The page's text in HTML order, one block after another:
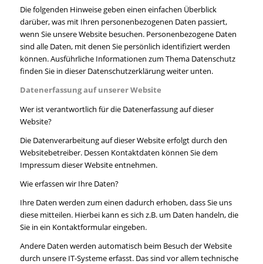
Die folgenden Hinweise geben einen einfachen Überblick
darüber, was mit Ihren personenbezogenen Daten passiert,
wenn Sie unsere Website besuchen. Personenbezogene Daten
sind alle Daten, mit denen Sie persönlich identifiziert werden
können. Ausführliche Informationen zum Thema Datenschutz
finden Sie in dieser Datenschutzerklärung weiter unten.
Datenerfassung auf unserer Website
Wer ist verantwortlich für die Datenerfassung auf dieser
Website?
Die Datenverarbeitung auf dieser Website erfolgt durch den
Websitebetreiber. Dessen Kontaktdaten können Sie dem
Impressum dieser Website entnehmen.
Wie erfassen wir Ihre Daten?
Ihre Daten werden zum einen dadurch erhoben, dass Sie uns
diese mitteilen. Hierbei kann es sich z.B. um Daten handeln, die
Sie in ein Kontaktformular eingeben.
Andere Daten werden automatisch beim Besuch der Website
durch unsere IT-Systeme erfasst. Das sind vor allem technische